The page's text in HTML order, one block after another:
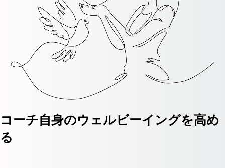
コーチ自身のウェルビーイングを高め
る